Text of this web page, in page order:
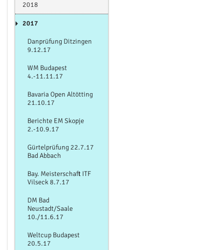
2018
2017
Danprüfung Ditzingen
9.12.17
WM Budapest
4.-11.11.17
Bavaria Open Altötting
21.10.17
Berichte EM Skopje
2.-10.9.17
Gürtelprüfung 22.7.17
Bad Abbach
Bay. Meisterschaft ITF
Vilseck 8.7.17
DM Bad
Neustadt/Saale
10./11.6.17
Weltcup Budapest
20.5.17